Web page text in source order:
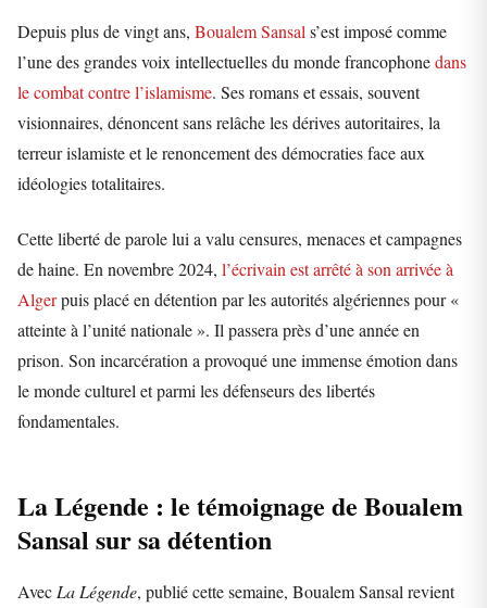
Depuis plus de vingt ans, Boualem Sansals’est imposé comme
l’une des grandes voix intellectuelles du monde francophonedans
le combat contre l’islamisme. Ses romans et essais, souvent
visionnaires, dénoncent sans relâche les dérives autoritaires, la
terreur islamiste et le renoncement des démocraties face aux
idéologies totalitaires.
Cette liberté de parole lui a valu censures, menaces et campagnes
de haine. En novembre 2024, l’écrivain est arrêté à son arrivée à
Algerpuis placé en détention par les autorités algériennes pour «
atteinte à l’unité nationale ». Il passera près d’une année en
prison. Son incarcération a provoqué une immense émotion dans
le monde culturel et parmi les défenseurs des libertés
fondamentales.
La Légende : le témoignage de Boualem
Sansal sur sa détention
Avec La Légende, publié cette semaine, Boualem Sansal revient